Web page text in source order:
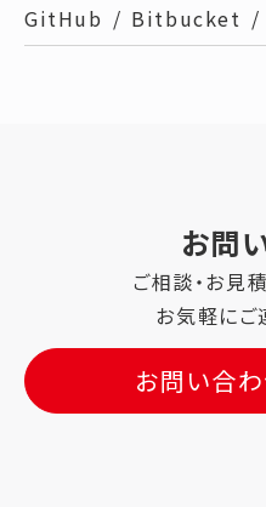
GitHub / Bitbucket /
お問
ご相談・お見
お気軽にご
お問い合